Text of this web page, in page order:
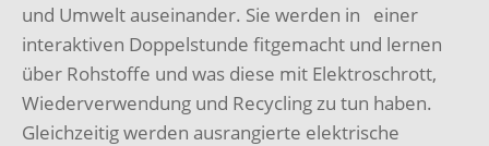
und Umwelt auseinander. Sie werden in einer
interaktiven Doppelstunde fitgemacht und lernen
über Rohstoffe und was diese mit Elektroschrott,
Wiederverwendung und Recycling zu tun haben.
Gleichzeitig werden ausrangierte elektrische